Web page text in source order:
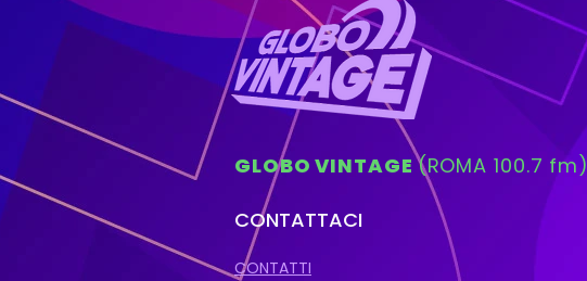
GLOBO VINTAGE(ROMA 100.7 fm)
CONTATTACI
CONTATTI